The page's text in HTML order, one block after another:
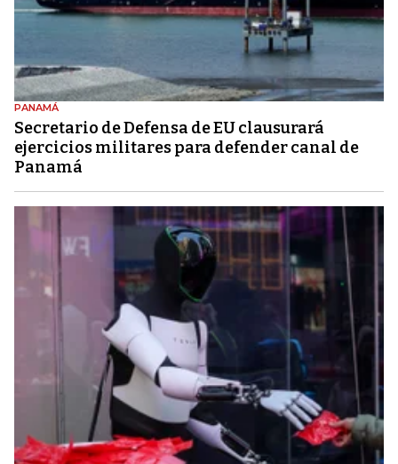
PANAMÁ
Secretario de Defensa de EU clausurará
ejercicios militares para defender canal de
Panamá